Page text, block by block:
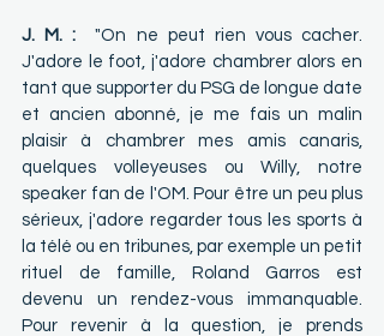
J. M. : "On ne peut rien vous cacher.
J'adore le foot, j'adore chambrer alors en
tant que supporter du PSG de longue date
et ancien abonné, je me fais un malin
plaisir à chambrer mes amis canaris,
quelques volleyeuses ou Willy, notre
speaker fan de l'OM. Pour être un peu plus
sérieux, j'adore regarder tous les sports à
la télé ou en tribunes, par exemple un petit
rituel de famille, Roland Garros est
devenu un rendez-vous immanquable.
Pour revenir à la question, je prends